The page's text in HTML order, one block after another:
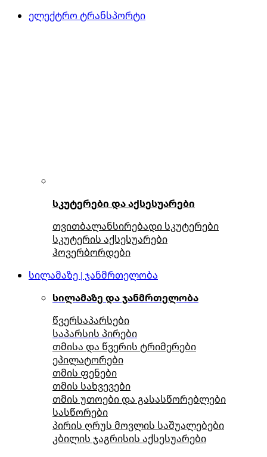
ელექტრო ტრანსპორტი
სკუტერები და აქსესუარები
თვითბალანსირებადი სკუტერები
სკუტერის აქსესუარები
ჰოვერბორდები
სილამაზე | ჯანმრთელობა
სილამაზე და ჯანმრთელობა
წვერსაპარსები
საპარსის პირები
თმისა და წვერის ტრიმერები
ეპილატორები
თმის ფენები
თმის სახვევები
თმის უთოები და გასასწორებლები
სასწორები
პირის ღრუს მოვლის საშუალებები
კბილის ჯაგრისის აქსესუარები